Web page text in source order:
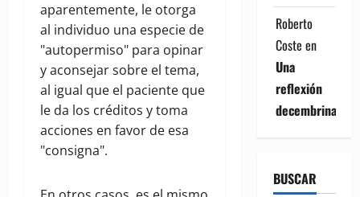
aparentemente, le otorga
al individuo una especie de
"autopermiso" para opinar
y aconsejar sobre el tema,
al igual que el paciente que
le da los créditos y toma
acciones en favor de esa
"consigna".
Roberto
Coste en
Una
reflexión
decembrina
BUSCAR